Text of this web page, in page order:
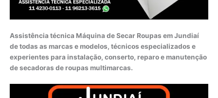
Assistência técnica Máquina de Secar Roupas em Jundiaí
de todas as marcas e modelos, técnicos especializados e
experientes para instalação, conserto, reparo e manutenção
de secadoras de roupas multimarcas.